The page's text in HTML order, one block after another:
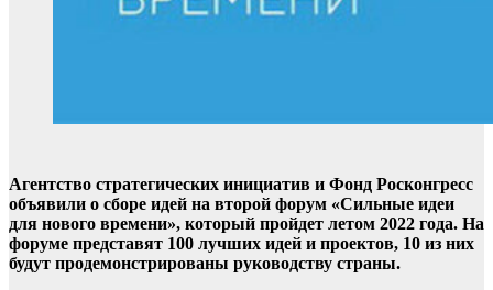
Агентство стратегических инициатив и Фонд Росконгресс
объявили о сборе идей на второй форум «Сильные идеи
для нового времени», который пройдет летом 2022 года. На
форуме представят 100 лучших идей и проектов, 10 из них
будут продемонстрированы руководству страны.